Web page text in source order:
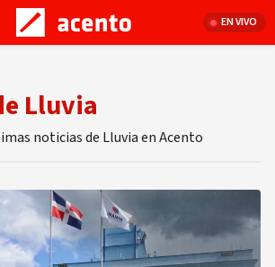
EN VIVO
Lluvia
noticias de Lluvia en Acento